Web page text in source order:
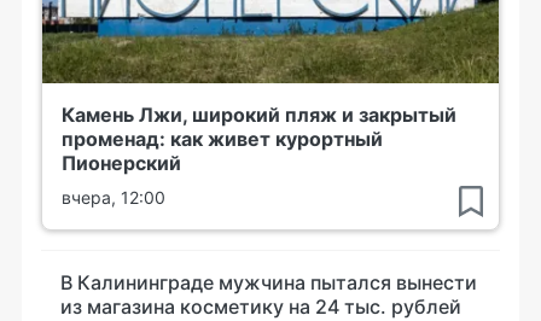
Камень Лжи, широкий пляж и закрытый
променад: как живет курортный
Пионерский
вчера, 12:00
В Калининграде мужчина пытался вынести
из магазина косметику на 24 тыс. рублей